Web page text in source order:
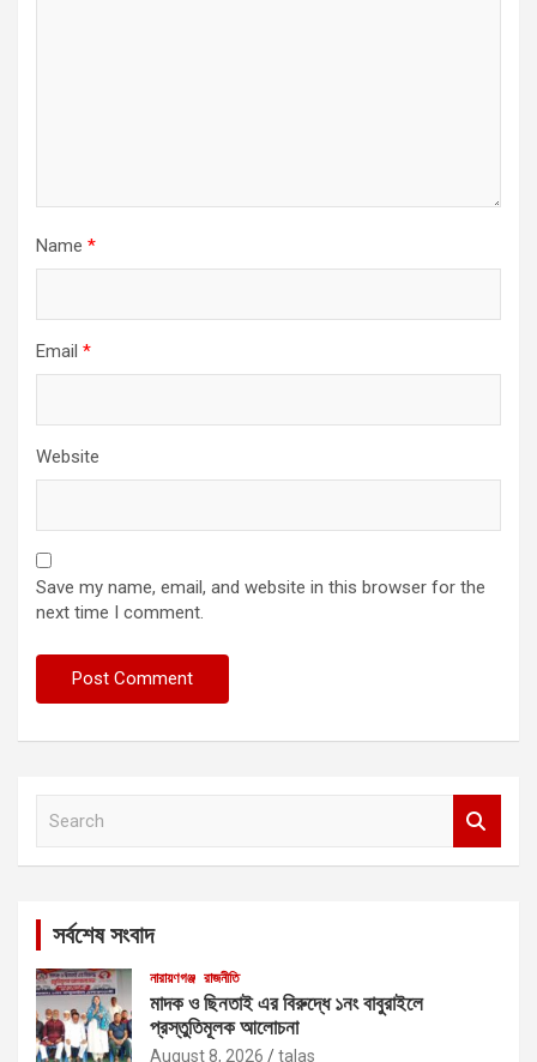
Name *
Email *
Website
Save my name, email, and website in this browser for the
next time I comment.
সর্বশেষ সংবাদ
নারায়ণগঞ্জ রাজনীতি
মাদক ও ছিনতাই এর বিরুদ্ধে ১নং বাবুরাইলে
প্রস্তুতিমূলক আলোচনা
August 8, 2026 talas